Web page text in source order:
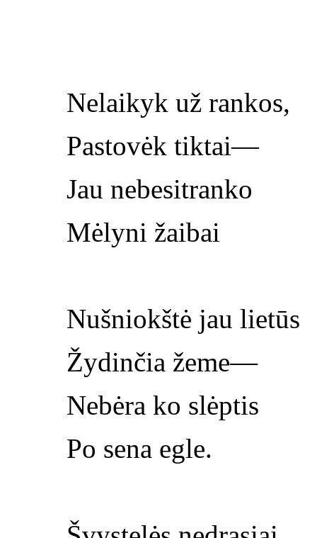
Nelaikyk už rankos,
Pastovėk tiktai—
Jau nebesitranko
Mėlyni žaibai
Nušniokštė jau lietūs
Žydinčia žeme—
Nebėra ko slėptis
Po sena egle.